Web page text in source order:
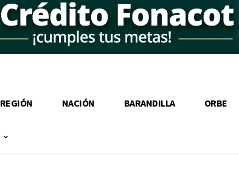
REGIÓN NACIÓN BARANDILLA ORBE